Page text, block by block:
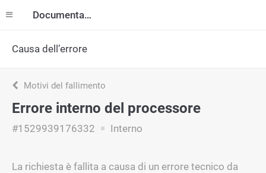
Documentazione
Causa dell’errore
Motivi del fallimento
Errore interno del processore
#1529939176332 Interno
La richiesta è fallita a causa di un errore tecnico da